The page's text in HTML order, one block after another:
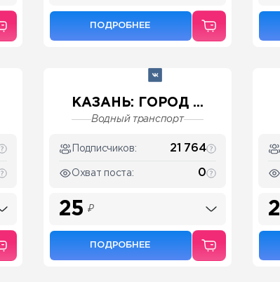
ПОДРОБНЕЕ
КАЗАНЬ: ГОРОД ...
Водный транспорт
Подписчиков: 21 764
Охват поста: 0
25 ₽
ПОДРОБНЕЕ